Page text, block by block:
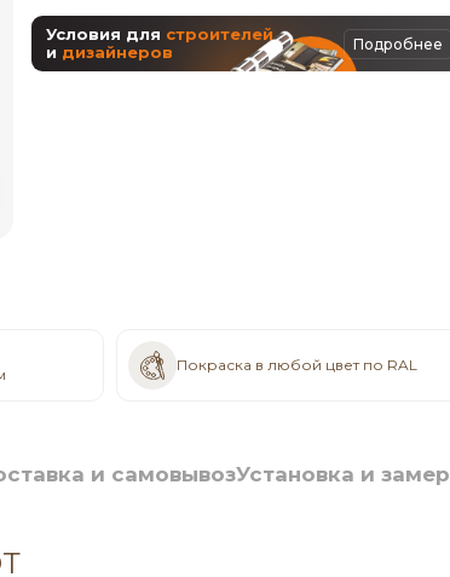
Условия для строителей
и дизайнеров Подробнее
Покраска в любой цвет по RAL
и самовывозУстановка и замер